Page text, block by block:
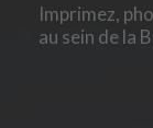
Imprimez,
au sein de la